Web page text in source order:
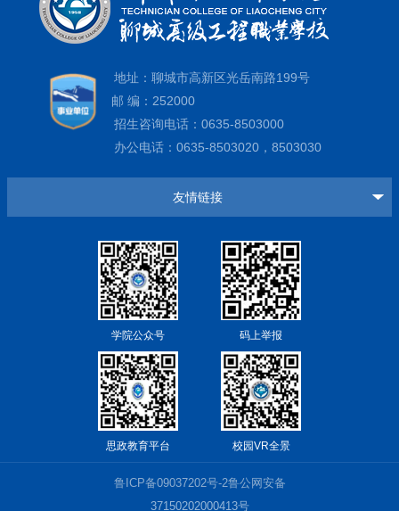
地址：聊城市高新区光岳南路199号
邮 编：252000
招生咨询电话：0635-8503000
办公电话：0635-8503020，8503030
友情链接
学院公众号 码上举报
思政教育平台 校园VR全景
鲁ICP备09037202号-2鲁公网安备
37150202000413号